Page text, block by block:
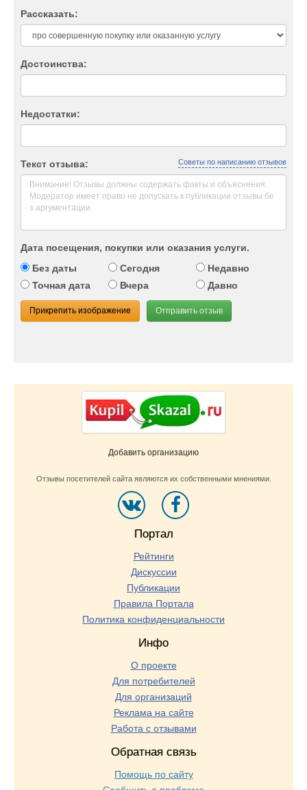
Рассказать:
Достоинства:
Недостатки:
Текст отзыва: Советы по написанию отзывов
Дата посещения, покупки или оказания услуги.
Без даты
Сегодня
Недавно
Точная дата
Вчера Давно
Прикрепить изображение Отправить отзыв
Добавить организацию
Отзывы посетителей сайта являются их собственными мнениями.
Портал
Рейтинги
Дискуссии
Публикации
Правила Портала
Политика конфиденциальности
Инфо
О проекте
Для потребителей
Для организаций
Реклама на сайте
Работа с отзывами
Обратная связь
Помощь по сайту